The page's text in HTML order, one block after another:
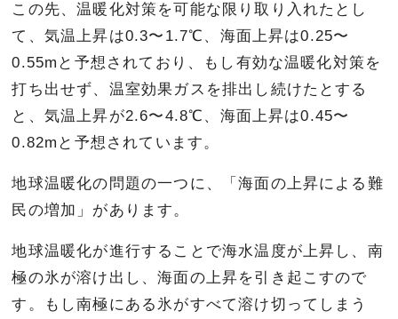
この先、温暖化対策を可能な限り取り入れたとし
て、気温上昇は0.3〜1.7℃、海面上昇は0.25〜
0.55mと予想されており、もし有効な温暖化対策を
打ち出せず、温室効果ガスを排出し続けたとする
と、気温上昇が2.6〜4.8℃、海面上昇は0.45〜
0.82mと予想されています。
地球温暖化の問題の一つに、「海面の上昇による難
民の増加」があります。
地球温暖化が進行することで海水温度が上昇し、南
極の氷が溶け出し、海面の上昇を引き起こすので
す。もし南極にある氷がすべて溶け切ってしまう